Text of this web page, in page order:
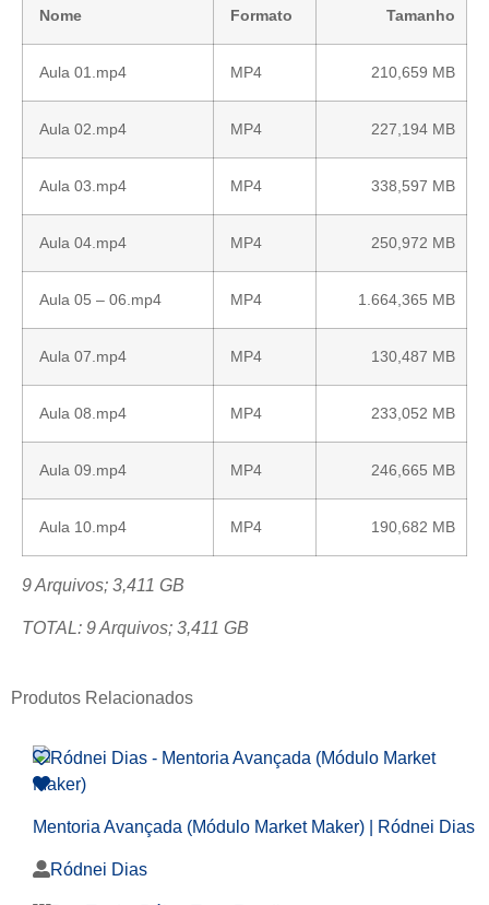
Nome Formato Tamanho
Aula 01.mp4 MP4 210,659 MB
Aula 02.mp4 MP4 227,194 MB
Aula 03.mp4 MP4 338,597 MB
Aula 04.mp4 MP4 250,972 MB
Aula 05 – 06.mp4 MP4 1.664,365 MB
Aula 07.mp4 MP4 130,487 MB
Aula 08.mp4 MP4 233,052 MB
Aula 09.mp4 MP4 246,665 MB
Aula 10.mp4 MP4 190,682 MB
9 Arquivos; 3,411 GB
TOTAL: 9 Arquivos; 3,411 GB
Produtos Relacionados
Mentoria Avançada (Módulo Market Maker) | Ródnei Dias
Ródnei Dias